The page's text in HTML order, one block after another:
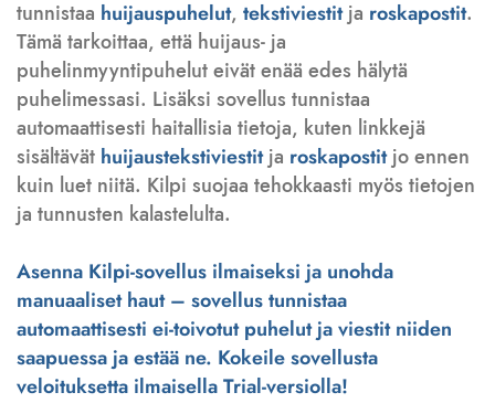
tunnistaa huijauspuhelut, tekstiviestitja roskapostit.
Tämä tarkoittaa, että huijaus- ja
puhelinmyyntipuhelut eivät enää edes hälytä
puhelimessasi. Lisäksi sovellus tunnistaa
automaattisesti haitallisia tietoja, kuten linkkejä
sisältävät huijaustekstiviestitja roskapostitjo ennen
kuin luet niitä. Kilpi suojaa tehokkaasti myös tietojen
ja tunnusten kalastelulta.
Asenna Kilpi-sovellus ilmaiseksi ja unohda
manuaaliset haut – sovellus tunnistaa
automaattisesti ei-toivotut puhelut ja viestit niiden
saapuessa ja estää ne. Kokeile sovellusta
veloituksetta ilmaisella Trial-versiolla!